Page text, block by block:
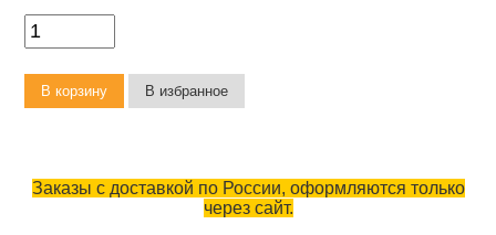
Заказы с доставкой по России, оформляются только
через сайт.